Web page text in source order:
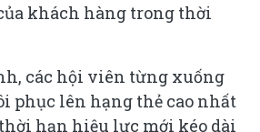
khách hàng trong thời
các hội viên từng xuống
phục lên hạng thẻ cao nhất
hạn hiệu lực mới kéo dài